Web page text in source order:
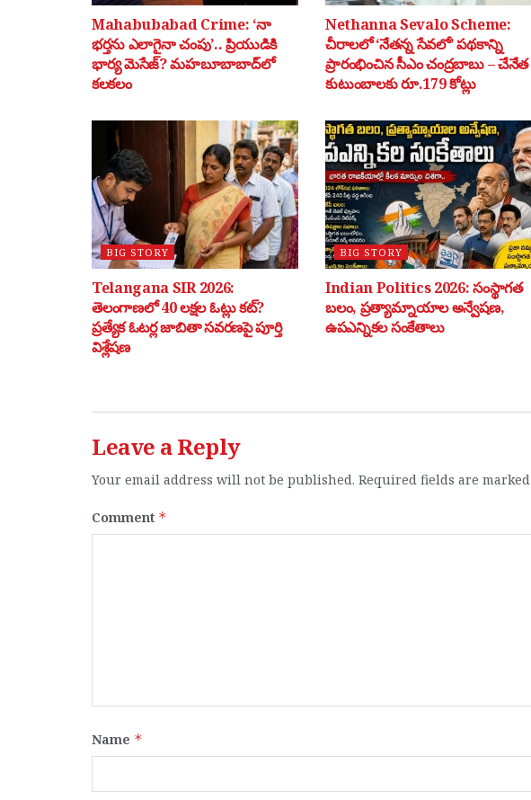
Mahabubabad Crime: ‘నా
భర్తను ఎలాగైనా చంపు’.. ప్రియుడికి
భార్య మెసేజ్? మహబూబాబాద్‌లో
కలకలం
Nethanna Sevalo Scheme:
చీరాలలో ‘నేతన్న సేవలో’ పథకాన్ని
ప్రారంభించిన సీఎం చంద్రబాబు – చేనేత
కుటుంబాలకు రూ.179 కోట్లు
BIG STORY
Telangana SIR 2026:
తెలంగాణలో 40 లక్షల ఓట్లు కట్?
ప్రత్యేక ఓటర్ల జాబితా సవరణపై పూర్తి
విశ్లేషణ
BIG STORY
Indian Politics 2026: సంస్థాగత
బలం, ప్రత్యామ్నాయాల అన్వేషణ,
ఉపఎన్నికల సంకేతాలు
Leave a Reply
Your email address will not be published. Required fields are marked
Comment *
Name *